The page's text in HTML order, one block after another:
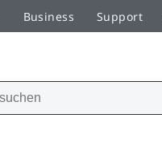
Business Support